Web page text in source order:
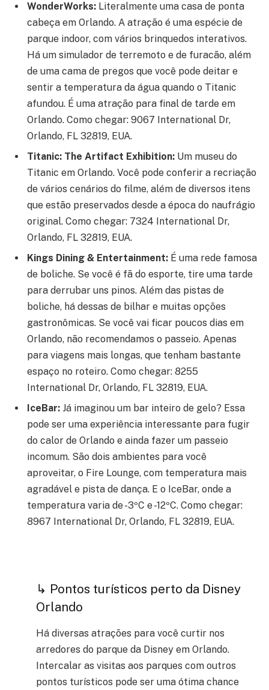
WonderWorks: Literalmente uma casa de ponta
cabeça em Orlando. A atração é uma espécie de
parque indoor, com vários brinquedos interativos.
Há um simulador de terremoto e de furacão, além
de uma cama de pregos que você pode deitar e
sentir a temperatura da água quando o Titanic
afundou. É uma atração para final de tarde em
Orlando. Como chegar: 9067 International Dr,
Orlando, FL 32819, EUA.
Titanic: The Artifact Exhibition: Um museu do
Titanic em Orlando. Você pode conferir a recriação
de vários cenários do filme, além de diversos itens
que estão preservados desde a época do naufrágio
original. Como chegar: 7324 International Dr,
Orlando, FL 32819, EUA.
Kings Dining & Entertainment: É uma rede famosa
de boliche. Se você é fã do esporte, tire uma tarde
para derrubar uns pinos. Além das pistas de
boliche, há dessas de bilhar e muitas opções
gastronômicas. Se você vai ficar poucos dias em
Orlando, não recomendamos o passeio. Apenas
para viagens mais longas, que tenham bastante
espaço no roteiro. Como chegar: 8255
International Dr, Orlando, FL 32819, EUA.
IceBar: Já imaginou um bar inteiro de gelo? Essa
pode ser uma experiência interessante para fugir
do calor de Orlando e ainda fazer um passeio
incomum. São dois ambientes para você
aproveitar, o Fire Lounge, com temperatura mais
agradável e pista de dança. E o IceBar, onde a
temperatura varia de -3ºC e -12ºC. Como chegar:
8967 International Dr, Orlando, FL 32819, EUA.
↳ Pontos turísticos perto da Disney
Orlando
Há diversas atrações para você curtir nos
arredores do parque da Disney em Orlando.
Intercalar as visitas aos parques com outros
pontos turísticos pode ser uma ótima chance